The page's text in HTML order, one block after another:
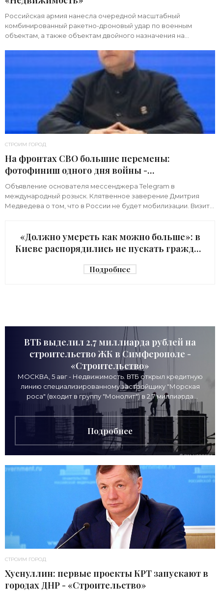
Российская армия нанесла очередной масштабный
комбинированный ракетно-дроновый удар по военным
объектам, а также объектам двойного назначения на
СТРОИМ ГОРОД
На фронтах СВО большие перемены:
фотофиниш одного дня войны -
«Недвижимость»
Объявление основателя мессенджера Telegram в
международный розыск. Клятвенное заверение Дмитрия
Медведева о том, что в России не будет мобилизации. Визит
«Должно умереть как можно больше»: в
Киеве распорядились не пускать граждан
Подробнее
ВТБ выделил 2,7 миллиарда рублей на
строительство ЖК в Симферополе -
«Строительство»
МОСКВА, 5 авг - Недвижимость. ВТБ открыл кредитную
линию специализированному застройщику "Морская
роса" (входит в группу "Монолит") в 2,7 миллиарда
рублей для
Подробнее
СТРОИМ ГОРОД
Хуснуллин: первые проекты КРТ запускают в
городах ДНР - «Строительство»